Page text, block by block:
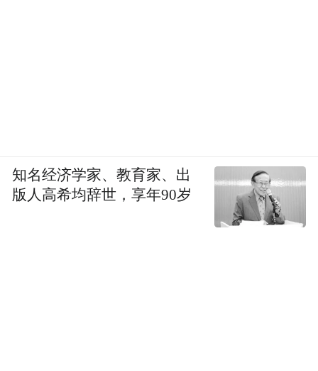
知名经济学家、教育家、出
版人高希均辞世，享年90岁